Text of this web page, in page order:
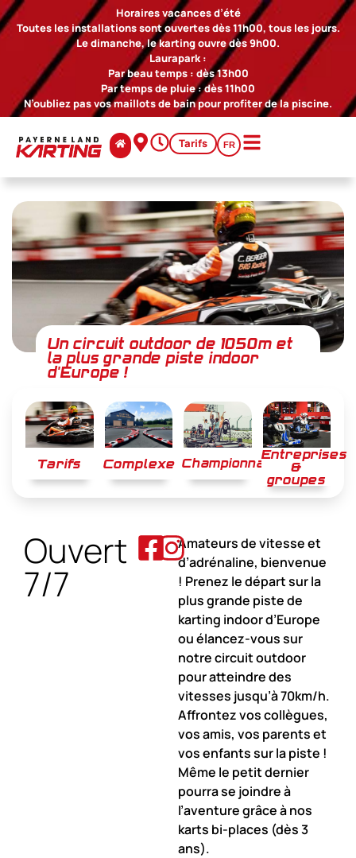
Horaires vacances d’été
Toutes les installations sont ouvertes dès 11h00, tous les jours.
Le dimanche, le karting ouvre dès 9h00.
Laurapark :
Par beau temps : dès 13h00
Par temps de pluie : dès 11h00
N’oubliez pas vos maillots de bain pour profiter de la piscine.
Tarifs FR
Un circuit outdoor de 1050m et
la plus grande piste indoor
d'Europe !
Tarifs Complexe Championnats
Entreprises
&
groupes
Ouvert
7/7
Amateurs de vitesse et
d’adrénaline, bienvenue
! Prenez le départ sur la
plus grande piste de
karting indoor d’Europe
ou élancez-vous sur
notre circuit outdoor
pour atteindre des
vitesses jusqu’à 70km/h.
Affrontez vos collègues,
vos amis, vos parents et
vos enfants sur la piste !
Même le petit dernier
pourra se joindre à
l’aventure grâce à nos
karts bi-places (dès 3
ans).